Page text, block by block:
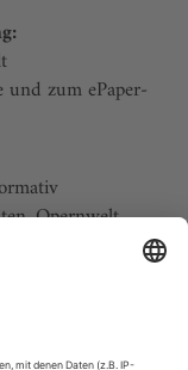
und zum ePaper-
Opernwelt
Macher und
des